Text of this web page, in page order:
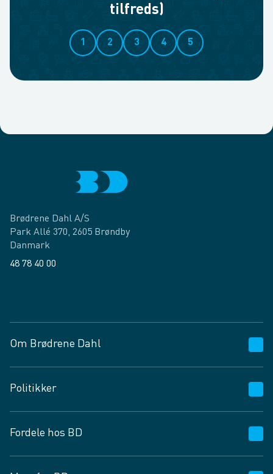
tilfreds)
1 2 3 4 5
Brødrene Dahl A/S
Park Allé 370, 2605 Brøndby
Danmark
48 78 40 00
Om Brødrene Dahl
Vagttelefon 30 10 89 89
Spørgsmål og svar
Job og karriere
Fødevarekontrolrapport
Politikker
Privatlivspolitik
Cookies
Fordele hos BD